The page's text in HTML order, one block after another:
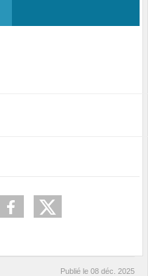
Publié le 08 déc. 2025